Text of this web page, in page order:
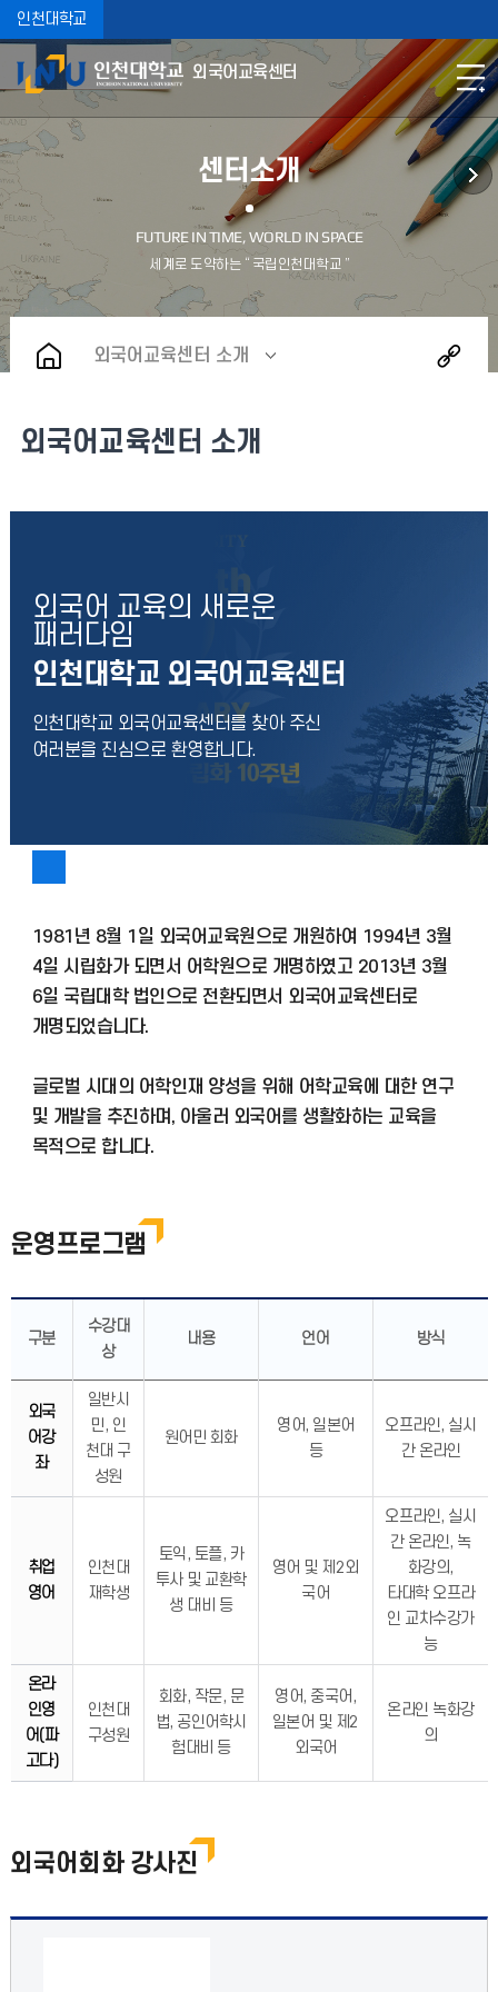
인천대학교
외국어교육센터
센터소개
외국어교육센터 소개
외국어교육센터 소개
외국어 교육의 새로운
패러다임
인천대학교 외국어교육센터
인천대학교 외국어교육센터를 찾아 주신
여러분을 진심으로 환영합니다.
1981년 8월 1일 외국어교육원으로 개원하여 1994년 3월
4일 시립화가 되면서 어학원으로 개명하였고 2013년 3월
6일 국립대학 법인으로 전환되면서 외국어교육센터로
개명되었습니다.
글로벌 시대의 어학인재 양성을 위해 어학교육에 대한 연구
및 개발을 추진하며, 아울러 외국어를 생활화하는 교육을
목적으로 합니다.
운영프로그램
구분
수강대
상
내용 언어 방식
외국
어강
좌
일반시
민, 인
천대 구
성원
원어민 회화
영어, 일본어
등
오프라인, 실시
간 온라인
취업
영어
인천대
재학생
토익, 토플, 카
투사 및 교환학
생 대비 등
영어 및 제2외
국어
오프라인, 실시
간 온라인, 녹
화강의,
타대학 오프라
인 교차수강가
능
온라
인영
어(파
고다)
인천대
구성원
회화, 작문, 문
법, 공인어학시
험대비 등
영어, 중국어,
일본어 및 제2
외국어
온라인 녹화강
의
외국어회화 강사진